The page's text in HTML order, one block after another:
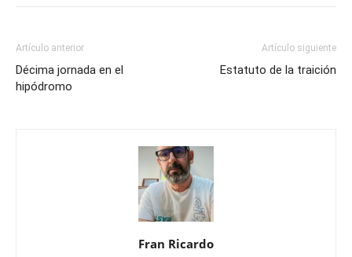
Artículo anterior
Décima jornada en el
hipódromo
Artículo siguiente
Estatuto de la traición
Fran Ricardo